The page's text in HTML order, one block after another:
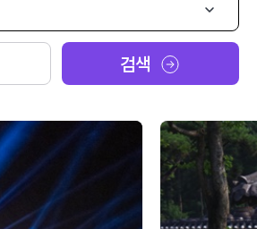
검색